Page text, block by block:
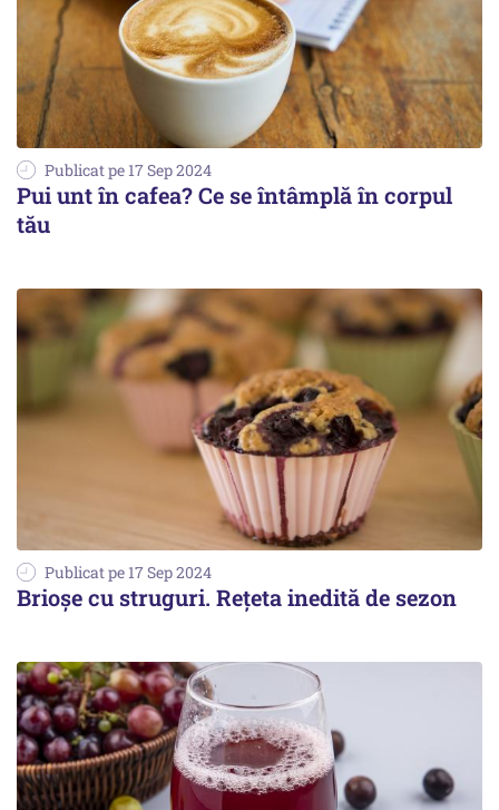
Publicat pe 17 Sep 2024
Pui unt în cafea? Ce se întâmplă în corpul
tău
Publicat pe 17 Sep 2024
Brioșe cu struguri. Rețeta inedită de sezon